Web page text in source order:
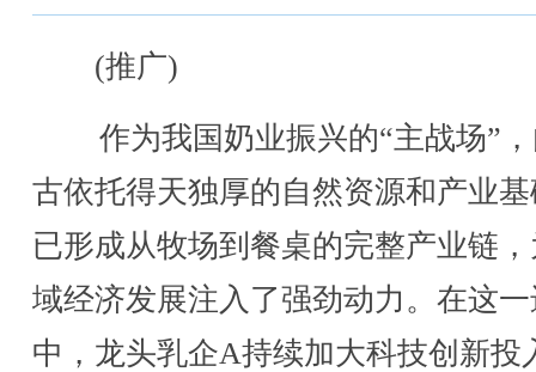
(推广)
作为我国奶业振兴的“主战场”，
古依托得天独厚的自然资源和产业
已形成从牧场到餐桌的完整产业链
域经济发展注入了强劲动力。在这
中，龙头乳企A持续加大科技创新投